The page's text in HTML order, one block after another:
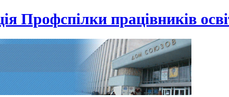
Профспілки працівників